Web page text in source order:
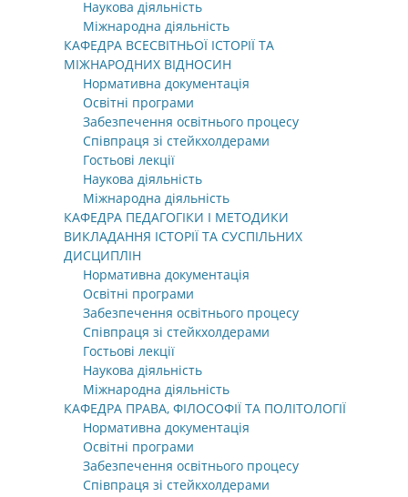
Наукова діяльність
Міжнародна діяльність
КАФЕДРА ВСЕСВІТНЬОЇ ІСТОРІЇ ТА
МІЖНАРОДНИХ ВІДНОСИН
Нормативна документація
Освітні програми
Забезпечення освітнього процесу
Співпраця зі стейкхолдерами
Гостьові лекції
Наукова діяльність
Міжнародна діяльність
КАФЕДРА ПЕДАГОГІКИ І МЕТОДИКИ
ВИКЛАДАННЯ ІСТОРІЇ ТА СУСПІЛЬНИХ
ДИСЦИПЛІН
Нормативна документація
Освітні програми
Забезпечення освітнього процесу
Співпраця зі стейкхолдерами
Гостьові лекції
Наукова діяльність
Міжнародна діяльність
КАФЕДРА ПРАВА, ФІЛОСОФІЇ ТА ПОЛІТОЛОГІЇ
Нормативна документація
Освітні програми
Забезпечення освітнього процесу
Співпраця зі стейкхолдерами